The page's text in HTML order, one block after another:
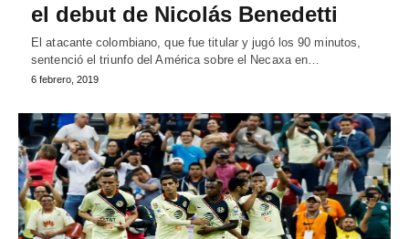
el debut de Nicolás Benedetti
El atacante colombiano, que fue titular y jugó los 90 minutos,
sentenció el triunfo del América sobre el Necaxa en…
6 febrero, 2019